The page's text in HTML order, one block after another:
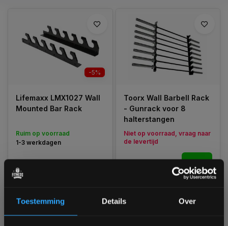
Toestemming Details Over
-5%
Lifemaxx LMX1027 Wall
Mounted Bar Rack
Ruim op voorraad
1-3 werkdagen
€199,99
Vergelijk
Toorx Wall Barbell Rack
- Gunrack voor 8
halterstangen
Niet op voorraad, vraag naar
de levertijd